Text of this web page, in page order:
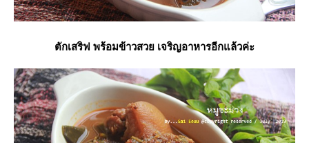
ตักเสริฟ พร้อมข้าวสวย เจริญอาหารอีกแล้วค่ะ